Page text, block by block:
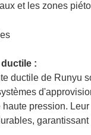
et les zones
:
ductile de Runyu
pression.